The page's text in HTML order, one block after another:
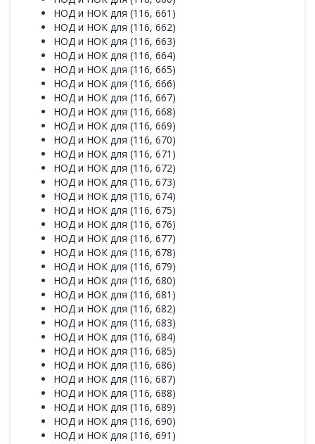
НОД и НОК для (116, 661)
НОД и НОК для (116, 662)
НОД и НОК для (116, 663)
НОД и НОК для (116, 664)
НОД и НОК для (116, 665)
НОД и НОК для (116, 666)
НОД и НОК для (116, 667)
НОД и НОК для (116, 668)
НОД и НОК для (116, 669)
НОД и НОК для (116, 670)
НОД и НОК для (116, 671)
НОД и НОК для (116, 672)
НОД и НОК для (116, 673)
НОД и НОК для (116, 674)
НОД и НОК для (116, 675)
НОД и НОК для (116, 676)
НОД и НОК для (116, 677)
НОД и НОК для (116, 678)
НОД и НОК для (116, 679)
НОД и НОК для (116, 680)
НОД и НОК для (116, 681)
НОД и НОК для (116, 682)
НОД и НОК для (116, 683)
НОД и НОК для (116, 684)
НОД и НОК для (116, 685)
НОД и НОК для (116, 686)
НОД и НОК для (116, 687)
НОД и НОК для (116, 688)
НОД и НОК для (116, 689)
НОД и НОК для (116, 690)
НОД и НОК для (116, 691)